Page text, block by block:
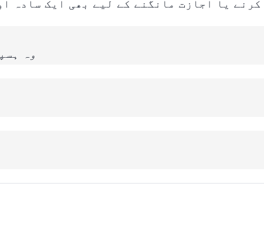
کرنے یا اجازت مانگنے کے لیے بھی ایک سادہ
وہ